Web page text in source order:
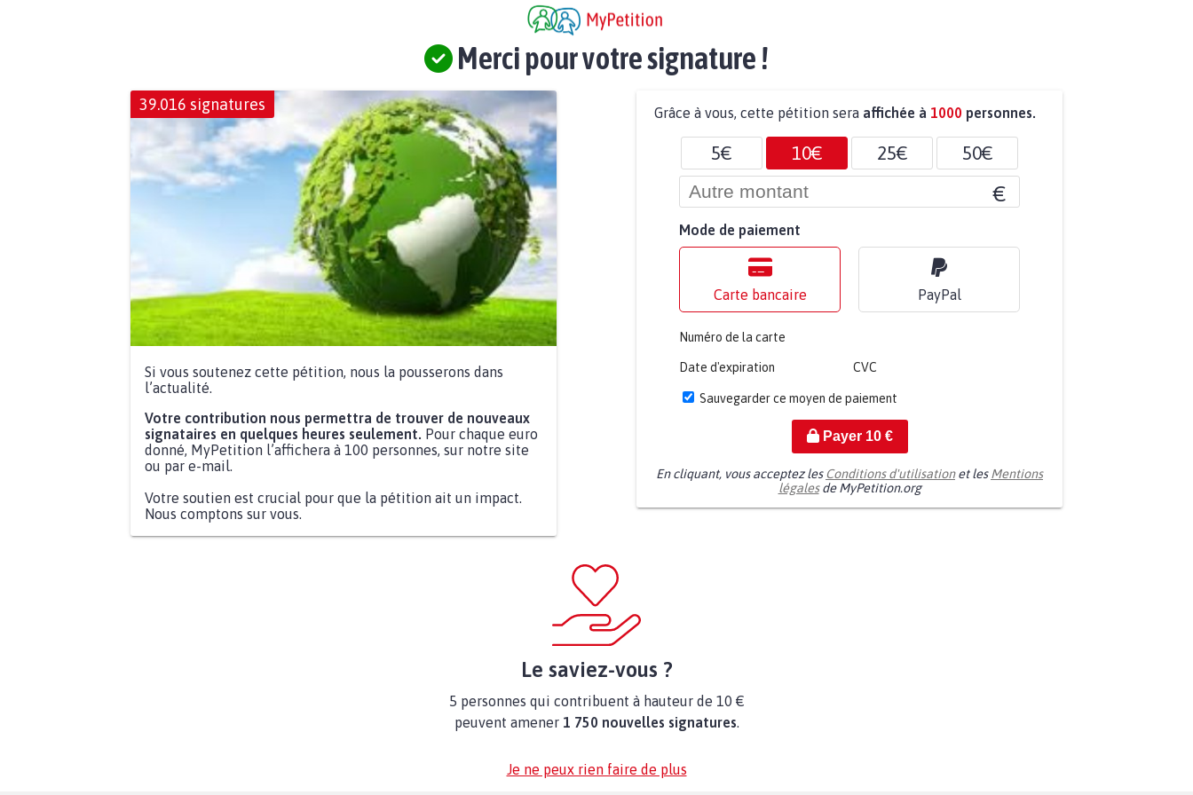
Merci pour votre signature !
39.016 signatures
Si vous soutenez cette pétition, nous la pousserons dans
l’actualité.
Votre contribution nous permettra de trouver de nouveaux
signataires en quelques heures seulement. Pour chaque euro
donné, MyPetition l’affichera à 100 personnes, sur notre site
ou par e-mail.
Votre soutien est crucial pour que la pétition ait un impact.
Nous comptons sur vous.
Grâce à vous, cette pétition sera affichée à 1000 personnes.
5€ 10€ 25€ 50€
€
Mode de paiement
Carte bancaire PayPal
Numéro de la carte
Date d'expiration CVC
Sauvegarder ce moyen de paiement
Payer 10€
En cliquant, vous acceptez les Conditions d'utilisationet lesMentions
légalesde MyPetition.org
Le saviez-vous ?
5 personnes qui contribuent à hauteur de 10 €
peuvent amener 1 750 nouvelles signatures.
Je ne peux rien faire de plus